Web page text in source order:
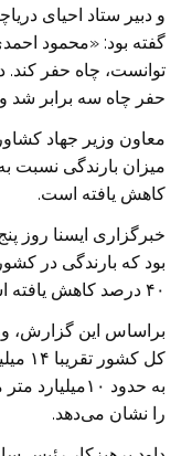
و دبیر ستاد احیای
گفته بود: «محمود
توانست، چاه حفر
حفر چاه سه‌ برابر شد
معاون وزیر جهاد
کاهش یافته است.
بود که بارندگی در
۴۰ درصد کاهش یافته است.
براساس این گزارش،
کل
را نشان می‌دهد.